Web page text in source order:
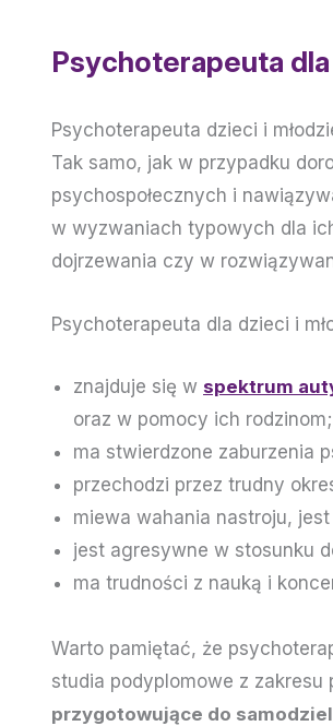
Psychoterapeuta
Psychoterapeuta dzieci i
Tak samo, jak w przypadku
psychospołecznych i
w wyzwaniach typowych dla
dojrzewania czy w
Psychoterapeuta dla dzieci i
znajduje się w spektrum
oraz w pomocy ich rodzinom;
ma stwierdzone zaburzenia
przechodzi przez trudny
miewa wahania nastroju,
jest agresywne w stosunku
ma trudności z nauką i
Warto pamiętać, że
studia podyplomowe z zakresu
przygotowujące do